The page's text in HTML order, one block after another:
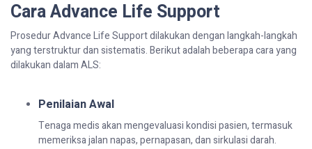
Cara Advance Life Support
Prosedur Advance Life Support dilakukan dengan langkah-langkah
yang terstruktur dan sistematis. Berikut adalah beberapa cara yang
dilakukan dalam ALS:
Penilaian Awal
Tenaga medis akan mengevaluasi kondisi pasien, termasuk
memeriksa jalan napas, pernapasan, dan sirkulasi darah.